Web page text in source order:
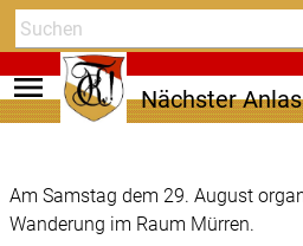
menu Nächster
Am Samstag dem 29. August
Wanderung im Raum Mürren.